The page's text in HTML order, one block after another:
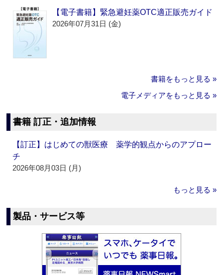
【電子書籍】緊急避妊薬OTC適正販売ガイド
2026年07月31日 (金)
書籍をもっと見る »
電子メディアをもっと見る »
書籍 訂正・追加情報
【訂正】はじめての獣医療 薬学的観点からのアプロー
チ
2026年08月03日 (月)
もっと見る »
製品・サービス等